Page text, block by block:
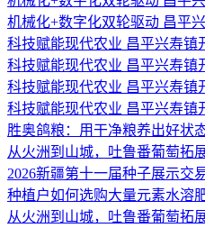
机械化+数字化双轮驱动 昌平
科技赋能现代农业 昌平兴寿镇
科技赋能现代农业 昌平兴寿镇
科技赋能现代农业 昌平兴寿镇
科技赋能现代农业 昌平兴寿镇
胜奥鸽粮：用干净粮养出好状
从火洲到山城，吐鲁番葡萄拓
2026新疆第十一届种子展示交
种植户如何选购大量元素水溶
从火洲到山城，吐鲁番葡萄拓